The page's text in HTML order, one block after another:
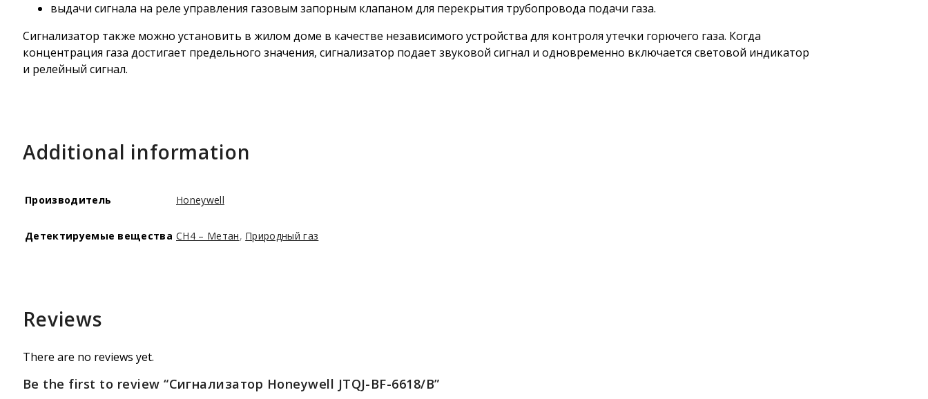
выдачи сигнала на реле управления газовым запорным клапаном для перекрытия трубопровода подачи газа.
Сигнализатор также можно установить в жилом доме в качестве независимого устройства для контроля утечки горючего газа. Когда
концентрация газа достигает предельного значения, сигнализатор подает звуковой сигнал и одновременно включается световой индикатор
и релейный сигнал.
Additional information
Производитель Honeywell
Детектируемые вещества CH4 – Метан, Природный газ
Reviews
There are no reviews yet.
Be the first to review “Сигнализатор Honeywell JTQJ-BF-6618/B”